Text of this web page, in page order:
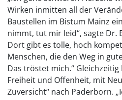
Wirken inmitten all der
Baustellen im Bistum Mainz
nimmt, tut mir leid“, sagte Dr.
Dort gibt es tolle, hoch
Menschen, die den Weg in
Das tröstet mich.“
Freiheit und Offenheit, mit
Zuversicht“ nach Paderborn.